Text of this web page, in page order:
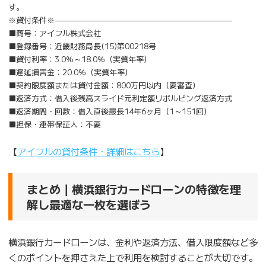
す。
※貸付条件※———————————————————————
■商号：アイフル株式会社
■登録番号：近畿財務局長(15)第00218号
■貸付利率：3.0％～18.0％（実質年率）
■遅延損害金：20.0％（実質年率）
■契約限度額または貸付金額：800万円以内（要審査）
■返済方式：借入後残高スライド元利定額リボルビング返済方式
■返済期間・回数：借入直後最長14年6ヶ月（1～151回）
■担保・連帯保証人：不要
【アイフルの貸付条件・詳細はこちら】
まとめ｜横浜銀行カードローンの特徴を理
解し最適な一枚を選ぼう
横浜銀行カードローンは、金利や返済方法、借入限度額など多
くのポイントを押さえた上で利用を検討することが大切です。